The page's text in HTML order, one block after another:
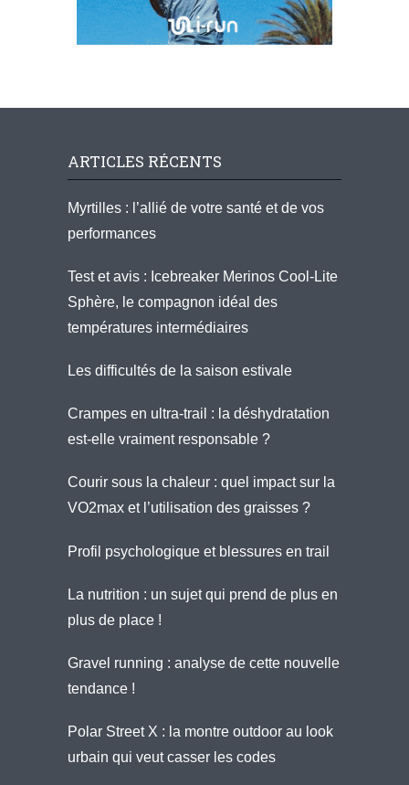
ARTICLES RÉCENTS
Myrtilles : l’allié de votre santé et de vos
performances
Test et avis : Icebreaker Merinos Cool-Lite
Sphère, le compagnon idéal des
températures intermédiaires
Les difficultés de la saison estivale
Crampes en ultra-trail : la déshydratation
est-elle vraiment responsable ?
Courir sous la chaleur : quel impact sur la
VO2max et l’utilisation des graisses ?
Profil psychologique et blessures en trail
La nutrition : un sujet qui prend de plus en
plus de place !
Gravel running : analyse de cette nouvelle
tendance !
Polar Street X : la montre outdoor au look
urbain qui veut casser les codes